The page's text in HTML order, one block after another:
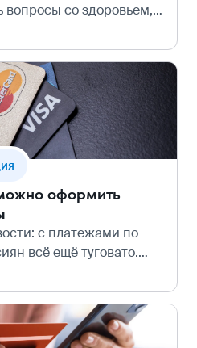
со здоровьем,
обстановку.
у дома не
стоит
оформить
с платежами по
всё ещё туговато.
собрали некоторые
добраться и
счёт. Ведь мы люб…